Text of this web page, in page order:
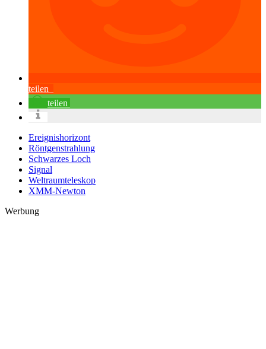
teilen
teilen
Ereignishorizont
Röntgenstrahlung
Schwarzes Loch
Signal
Weltraumteleskop
XMM-Newton
Werbung